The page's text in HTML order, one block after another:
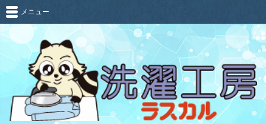
メニュー